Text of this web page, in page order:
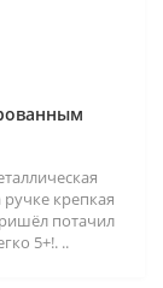
крепкая
потачил
5+!. ..